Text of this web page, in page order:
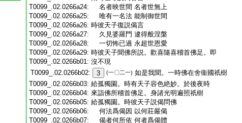
T0099_.02.0266a24:
名者映世間 名者世無上
T0099_.02.0266a25:
唯有一名法 能制御世間
T0099_.02.0266a26: 時彼天子復説偈言
T0099_.02.0266a27:
久見婆羅門 逮得般涅槃
T0099_.02.0266a28:
一切怖已過 永超世恩愛
T0099_.02.0266a29: 時彼天子聞佛所説。歡喜隨喜稽首佛足。即
T0099_.02.0266b01: 沒不現
T0099_.02.0266b02:
3 (一〇二一) 如是我聞。一時佛在舍衞國祇樹
T0099_.02.0266b03: 給孤獨園。時有天子容色絶妙。於後夜時
T0099_.02.0266b04: 來詣佛所稽首佛足。身諸光明遍照祇樹
T0099_.02.0266b05: 給孤獨園。時彼天子説偈問佛
T0099_.02.0266b06:
何法爲偈因 以何莊嚴偈
T0099_.02.0266b07:
偈者何所依 何者爲偈體